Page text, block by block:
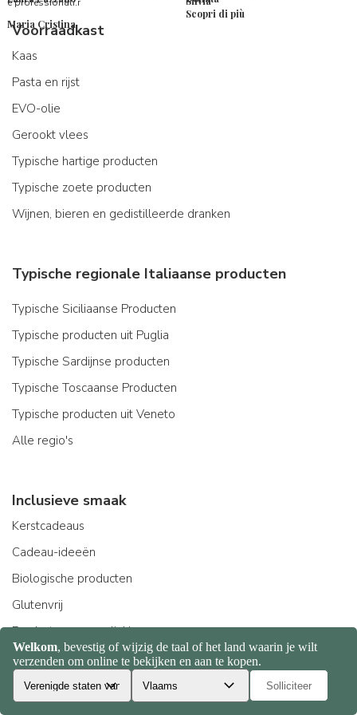
Maria Cristina
Scopri di più
Voorraadkast
Kaas
Pasta en rijst
EVO-olie
Gerookt vlees
Typische hartige producten
Typische zoete producten
Wijnen, bieren en gedistilleerde dranken
Typische regionale Italiaanse producten
Typische Siciliaanse Producten
Typische producten uit Puglia
Typische Sardijnse producten
Typische Toscaanse Producten
Typische producten uit Veneto
Alle regio's
Inclusieve smaak
Kerstcadeaus
Cadeau-ideeën
Biologische producten
Glutenvrij
Producten voor celiakie
Fashion food
Totaal de keuzes